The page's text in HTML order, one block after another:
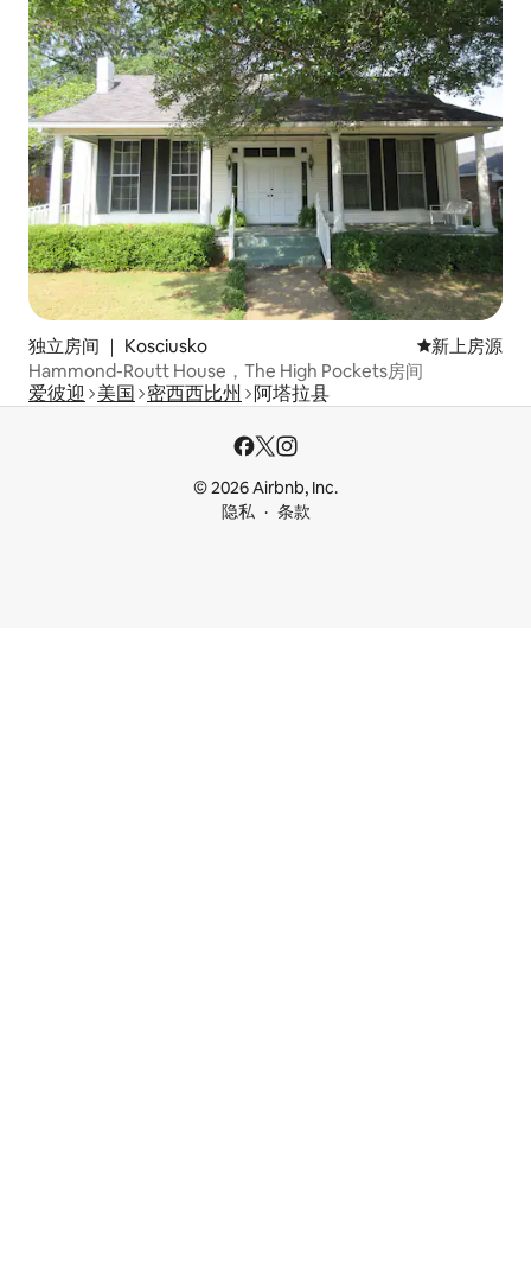
独立房间 ｜ Kosciusko 新房源
新上房源
Hammond-Routt House，The High Pockets房间
爱彼迎 美国 密西西比州 阿塔拉县
© 2026 Airbnb, Inc.
隐私
条款